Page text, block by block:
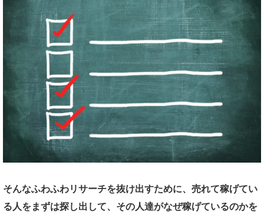
そんなふわふわリサーチを抜け出すために、売れて稼げてい
る人をまずは探し出して、その人達がなぜ稼げているのかを